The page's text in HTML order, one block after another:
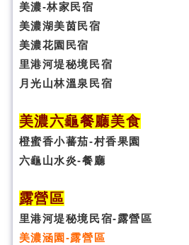
美濃-林家民宿
美濃湖美茵民宿
美濃花園民宿
里港河堤秘境民宿
月光山林溫泉民宿
美濃六龜餐廳美食
橙蜜香小蕃茄-村香果園
六龜山水炎-餐廳
露營區
里港河堤秘境民宿-露營區
美濃涵園-露營區